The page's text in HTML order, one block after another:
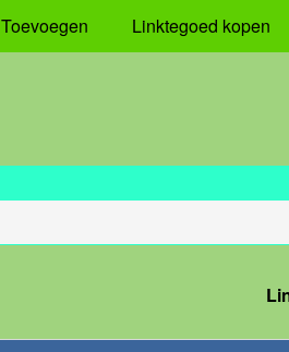
Toevoegen Linktegoed kopen